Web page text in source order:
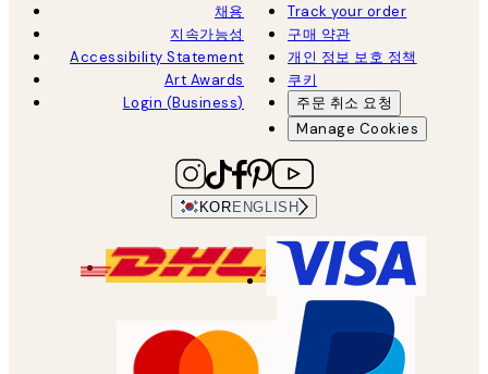
채용
지속가능성
Accessibility Statement
Art Awards
Login (Business)
Track your order
구매 약관
개인 정보 보호 정책
쿠키
주문 취소 요청
Manage Cookies
KORENGLISH